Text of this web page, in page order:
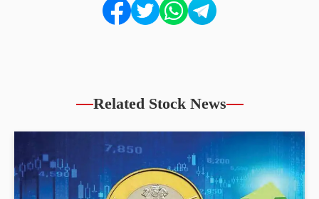
Related Stock News